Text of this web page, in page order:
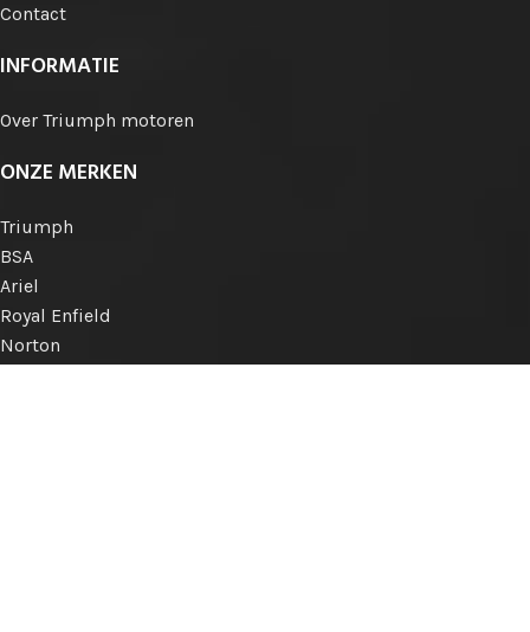
Contact
INFORMATIE
Over Triumph motoren
ONZE MERKEN
Triumph
BSA
Ariel
Royal Enfield
Norton